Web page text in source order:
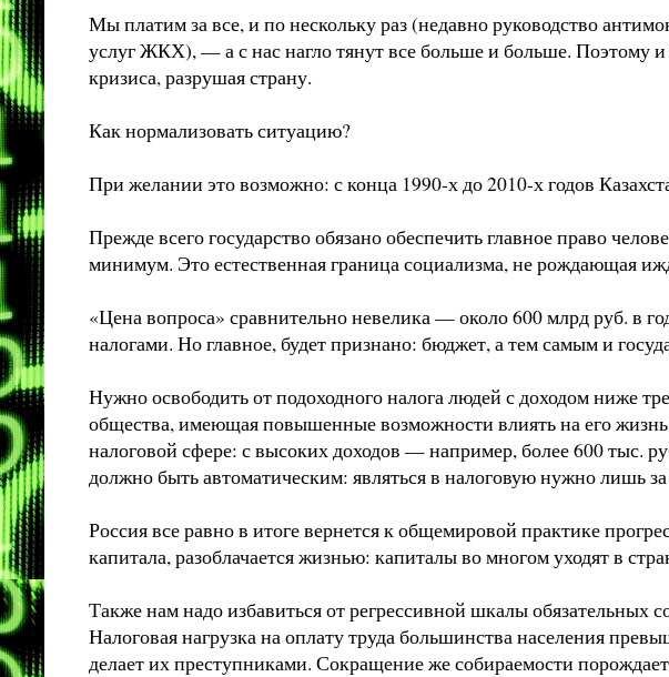
Мы платим за все, и по нескольку раз (недавно руководство
услуг ЖКХ), — а с нас нагло тянут все больше и больше. Поэтому и
кризиса, разрушая страну.
Как нормализовать ситуацию?
При желании это возможно: с конца 1990-х до 2010-х годов
Прежде всего государство обязано обеспечить главное право
минимум. Это естественная граница социализма, не рождающая
«Цена вопроса» сравнительно невелика — около 600 млрд руб. в
налогами. Но главное, будет признано: бюджет, а тем самым и
Нужно освободить от подоходного налога людей с доходом ниже
общества, имеющая повышенные возможности влиять на его
налоговой сфере: с высоких доходов — например, более 600 тыс.
должно быть автоматическим: являться в налоговую нужно лишь
Россия все равно в итоге вернется к общемировой практике
капитала, разоблачается жизнью: капиталы во многом уходят в
Также нам надо избавиться от регрессивной шкалы обязательных
Налоговая нагрузка на оплату труда большинства населения
делает их преступниками. Сокращение же собираемости